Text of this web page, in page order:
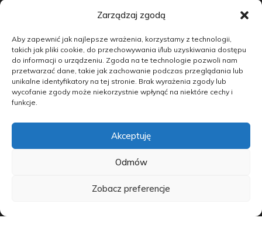
Zarządzaj zgodą
Aby zapewnić jak najlepsze wrażenia, korzystamy z technologii,
takich jak pliki cookie, do przechowywania i/lub uzyskiwania dostępu
do informacji o urządzeniu. Zgoda na te technologie pozwoli nam
przetwarzać dane, takie jak zachowanie podczas przeglądania lub
unikalne identyfikatory na tej stronie. Brak wyrażenia zgody lub
wycofanie zgody może niekorzystnie wpłynąć na niektóre cechy i
funkcje.
Akceptuję
Odmów
Zobacz preferencje
Samochody nowe
Samochody używane
Auta w leasingu
Doradztwo
copyright by carmotive.pl 2026©